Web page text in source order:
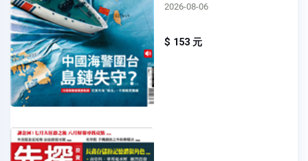
2026-08-06
$ 153 元